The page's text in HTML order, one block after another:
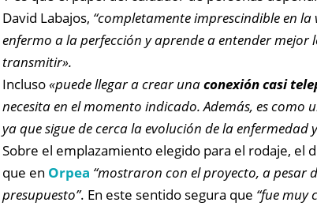
David Labajos, “completamente imprescindible en la
enfermo a la perfección y aprende a entender mejor
transmitir».
Incluso«puede llegar a crear unaconexión casi
necesita en el momento indicado. Además, es como
ya que sigue de cerca la evolución de la enfermedad
Sobre el emplazamiento elegido para el rodaje, el
que en Orpea “mostraron con el proyecto, a pesar
presupuesto”. En este sentido segura que “fue muy